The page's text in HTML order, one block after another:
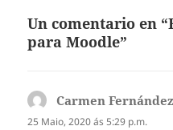
Un comentario en
para Moodle”
Carmen
25 Maio, 2020 ás 5:29 p.m.